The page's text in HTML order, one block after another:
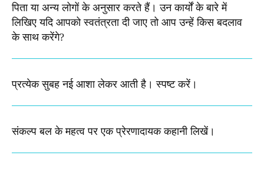
पिता या अन्य लोगों के अनुसार करते हैं। उन कार्यों के बारे में
लिखिए यदि आपको स्वतंत्रता दी जाए तो आप उन्हें किस बदलाव
के साथ करेंगे?
प्रत्येक सुबह नई आशा लेकर आती है। स्पष्ट करें​।
संकल्प बल के महत्व पर एक प्रेरणादायक कहानी लिखें।